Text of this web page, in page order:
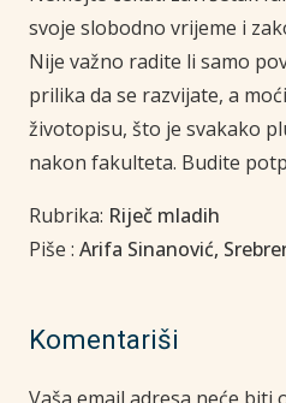
svoje slobodno vrijeme i
Nije važno radite li samo
prilika da se razvijate, a
životopisu, što je svakako
nakon fakulteta. Budite
Rubrika: Riječ mladih
Piše : Arifa Sinanović,
Komentariši